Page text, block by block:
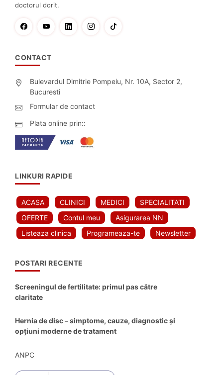
doctorul dorit.
CONTACT
Bulevardul Dimitrie Pompeiu, Nr. 10A, Sector 2,
Bucuresti
Formular de contact
Plata online prin::
LINKURI RAPIDE
ACASA CLINICI MEDICI
SPECIALITATI
OFERTE
Contul meu
Asigurarea NN
Listeaza clinica
Programeaza-te Newsletter
POSTARI RECENTE
Screeningul de fertilitate: primul pas către
claritate
Hernia de disc – simptome, cauze, diagnostic și
opțiuni moderne de tratament
ANPC